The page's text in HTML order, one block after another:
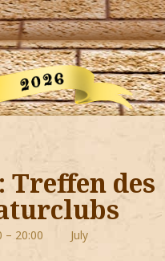
Treffen des
– 20:00
July